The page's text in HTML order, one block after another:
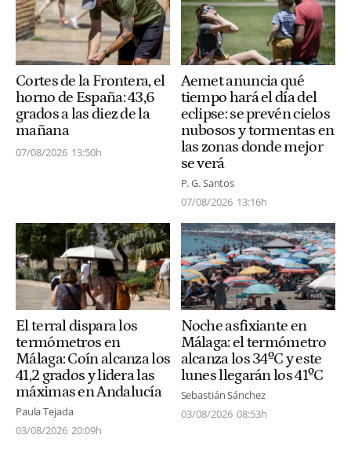
Cortes de la Frontera, el
horno de España: 43,6
grados a las diez de la
mañana
07/08/2026 13:50h
Aemet anuncia qué
tiempo hará el día del
eclipse: se prevén cielos
nubosos y tormentas en
las zonas donde mejor
se verá
P. G. Santos
07/08/2026 13:16h
El terral dispara los
termómetros en
Málaga: Coín alcanza los
41,2 grados y lidera las
máximas en Andalucía
Paula Tejada
03/08/2026 20:09h
Noche asfixiante en
Málaga: el termómetro
alcanza los 34ºC y este
lunes llegarán los 41ºC
Sebastián Sánchez
03/08/2026 08:53h